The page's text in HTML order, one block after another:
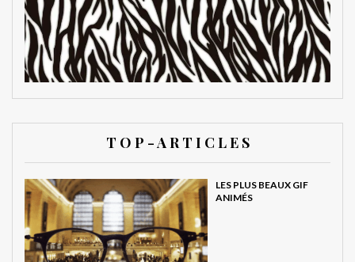
T O P - A R T I C L E S
LES PLUS BEAUX GIF
ANIMÉS